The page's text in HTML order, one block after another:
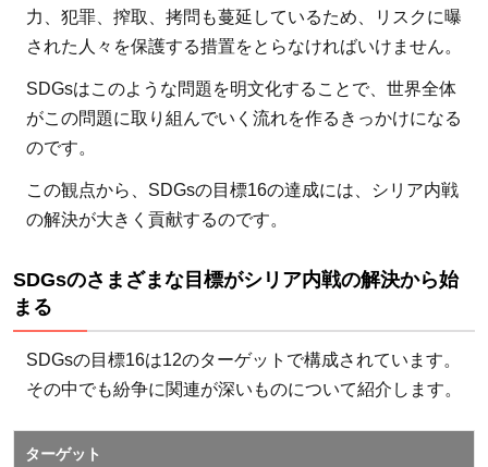
力、犯罪、搾取、拷問も蔓延しているため、リスクに曝
された人々を保護する措置をとらなければいけません。
SDGsはこのような問題を明文化することで、世界全体
がこの問題に取り組んでいく流れを作るきっかけになる
のです。
この観点から、SDGsの目標16の達成には、シリア内戦
の解決が大きく貢献するのです。
SDGsのさまざまな目標がシリア内戦の解決から始
まる
SDGsの目標16は12のターゲットで構成されています。
その中でも紛争に関連が深いものについて紹介します。
ターゲット